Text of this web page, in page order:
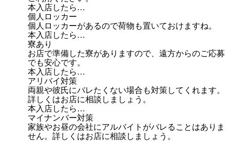
本入店したら…
個人ロッカー
個人ロッカーがあるので荷物も置いておけますね。
本入店したら…
寮あり
お店で準備した寮がありますので、遠方からのご応募
でも安心です。
本入店したら…
アリバイ対策
両親や彼氏にバレたくない場合も対策してくれます。
詳しくはお店に相談しましょう。
本入店したら…
マイナンバー対策
家族やお昼の会社にアルバイトがバレることはありま
せん。詳しくはお店に相談しましょう。